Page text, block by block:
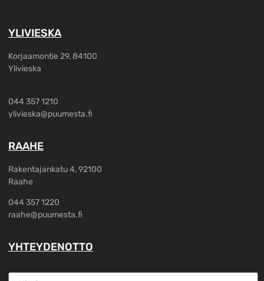
YLIVIESKA
Korjaamontie 29, 84100
Ylivieska
044 357 1210
ylivieska@puumesta.fi
RAAHE
Rakentajankatu 4, 92100
Raahe
044 357 1220
raahe@puumesta.fi
YHTEYDENOTTO